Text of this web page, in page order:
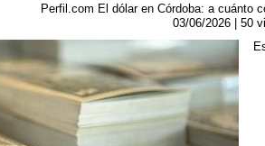
Perfil.com El dólar en Córdoba: a cuánto
03/06/2026 | 50